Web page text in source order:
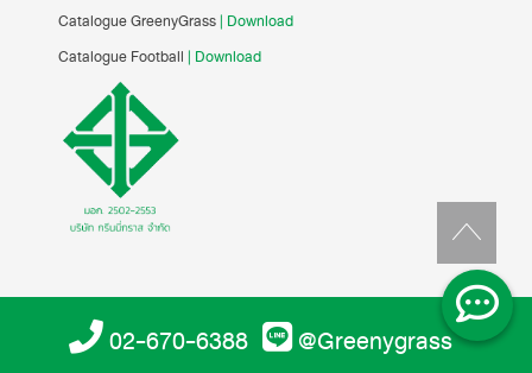
02-670-6388 @Greenygrass
Catalogue GreenyGrass| Download
Catalogue Football | Download